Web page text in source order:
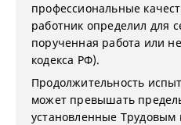
профессиональные
работник определил для
порученная работа или
кодекса РФ).
Продолжительность
может превышать
установленные Трудовым